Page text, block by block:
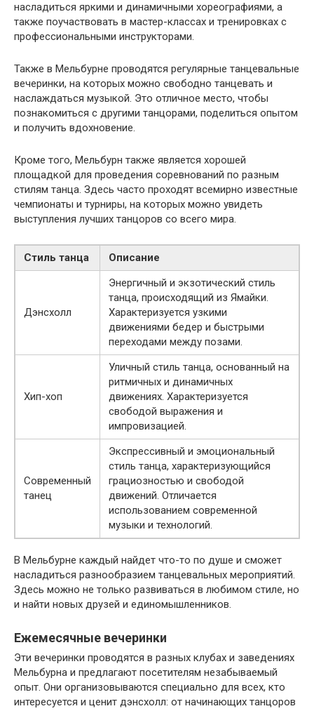
насладиться яркими и динамичными хореографиями, а
также поучаствовать в мастер-классах и тренировках с
профессиональными инструкторами.
Также в Мельбурне проводятся регулярные танцевальные
вечеринки, на которых можно свободно танцевать и
наслаждаться музыкой. Это отличное место, чтобы
познакомиться с другими танцорами, поделиться опытом
и получить вдохновение.
Кроме того, Мельбурн также является хорошей
площадкой для проведения соревнований по разным
стилям танца. Здесь часто проходят всемирно известные
чемпионаты и турниры, на которых можно увидеть
выступления лучших танцоров со всего мира.
Стиль танца Описание
Дэнсхолл
Энергичный и экзотический стиль
танца, происходящий из Ямайки.
Характеризуется узкими
движениями бедер и быстрыми
переходами между позами.
Хип-хоп
Уличный стиль танца, основанный на
ритмичных и динамичных
движениях. Характеризуется
свободой выражения и
импровизацией.
Современный
танец
Экспрессивный и эмоциональный
стиль танца, характеризующийся
грациозностью и свободой
движений. Отличается
использованием современной
музыки и технологий.
В Мельбурне каждый найдет что-то по душе и сможет
насладиться разнообразием танцевальных мероприятий.
Здесь можно не только развиваться в любимом стиле, но
и найти новых друзей и единомышленников.
Ежемесячные вечеринки
Эти вечеринки проводятся в разных клубах и заведениях
Мельбурна и предлагают посетителям незабываемый
опыт. Они организовываются специально для всех, кто
интересуется и ценит дэнсхолл: от начинающих танцоров